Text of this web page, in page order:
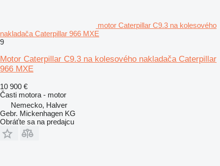
motor Caterpillar C9.3 na kolesového
nakladača Caterpillar 966 MXE
9
Motor Caterpillar C9.3 na kolesového nakladača Caterpillar
966 MXE
10 900 €
Časti motora - motor
Nemecko, Halver
Gebr. Mickenhagen KG
Obráťte sa na predajcu